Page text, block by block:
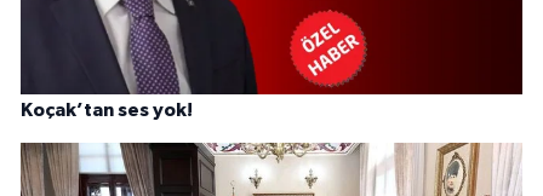
Koçak’tan ses yok!